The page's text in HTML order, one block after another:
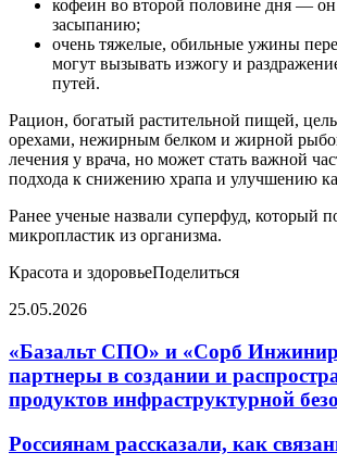
кофеин во второй половине дня —
засыпанию;
очень тяжелые, обильные ужины
могут вызывать изжогу и
путей.
Рацион, богатый растительной пищей,
орехами, нежирным белком и жирной
лечения у врача, но может стать важной
подхода к снижению храпа и улучшению
Ранее ученые назвали суперфуд, который
микропластик из организма.
Красота и здоровьеПоделиться
25.05.2026
через
электронную
почту
«Базальт СПО» и «Сорб
партнеры в создании и
продуктов инфраструктурной
Россиянам рассказали, как